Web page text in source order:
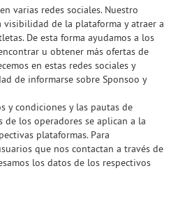
varias redes sociales. Nuestro
de la plataforma y atraer a
De esta forma ayudamos a los
u obtener más ofertas de
en estas redes sociales y
de informarse sobre Sponsoo y
y condiciones y las pautas de
de los operadores se aplican a la
plataformas. Para
que nos contactan a través de
los datos de los respectivos